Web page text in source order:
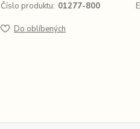
Číslo produktu: 01277-800
Do oblíbených